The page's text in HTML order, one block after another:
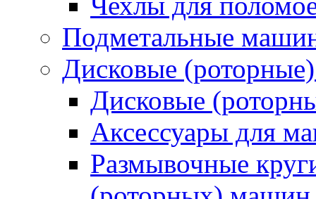
Подметальные
Дисковые
Дисковые
Аксессуары для
Размывочные